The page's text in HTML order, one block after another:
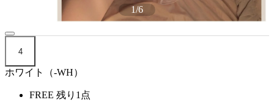
1/6
4
ホワイト（-WH）
FREE 残り1点